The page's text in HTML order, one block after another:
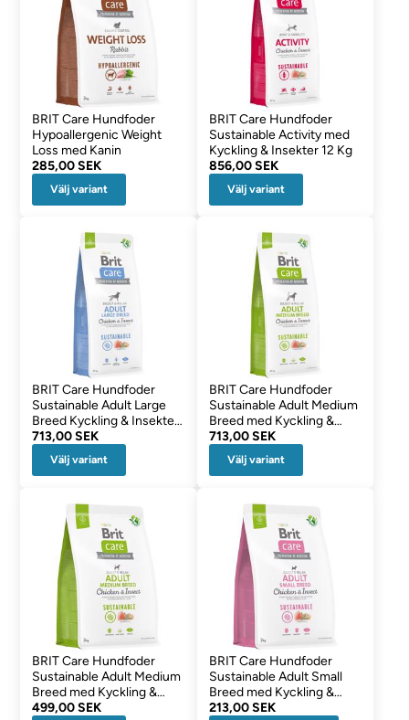
BRIT Care Hundfoder
Hypoallergenic Weight
Loss med Kanin
285,00 SEK
Välj variant
BRIT Care Hundfoder
Sustainable Activity med
Kyckling & Insekter 12 Kg
856,00 SEK
Välj variant
BRIT Care Hundfoder
Sustainable Adult Large
Breed Kyckling & Insekter
12 Kg
713,00 SEK
Välj variant
BRIT Care Hundfoder
Sustainable Adult Medium
Breed med Kyckling &
Insekter 12 Kg
713,00 SEK
Välj variant
BRIT Care Hundfoder
Sustainable Adult Medium
Breed med Kyckling &
Insekter 3 kg
499,00 SEK
BRIT Care Hundfoder
Sustainable Adult Small
Breed med Kyckling &
Insekter
213,00 SEK